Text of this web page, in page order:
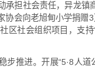
承担社会责任，异龙镇
协会向老旭甸小学捐赠
区社会组织项目，支
步推进。开展“5·8人道